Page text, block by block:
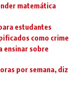
matemática
estudantes
como crime
ensinar sobre
por semana, diz